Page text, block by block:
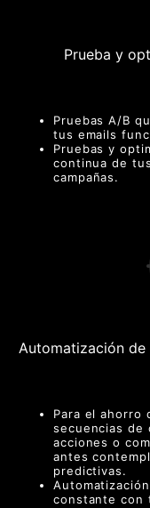
Prueba y
Pruebas A/B
tus emails
Pruebas y
continua de
campañas.
Automatización de
Para el ahorro
secuencias de
acciones o
antes
predictivas.
constante con